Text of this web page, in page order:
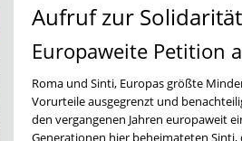
Aufruf zur
Europaweite Petition
Roma und Sinti, Europas größte
Vorurteile ausgegrenzt und
den vergangenen Jahren europaweit
Generationen hier beheimateten